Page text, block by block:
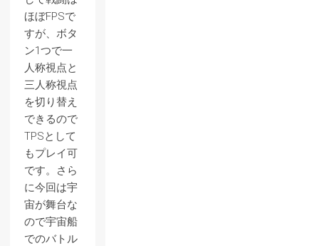
ほぼFPSで
すが、ボタ
ン1つで一
人称視点と
三人称視点
を切り替え
できるので
TPSとして
もプレイ可
です。さら
に今回は宇
宙が舞台な
ので宇宙船
でのバトル